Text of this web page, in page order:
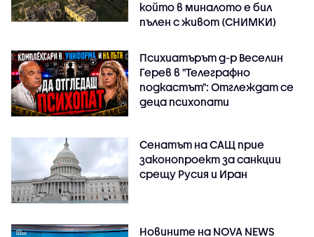
който в миналото е бил
пълен с живот (СНИМКИ)
Психиатърът д-р Веселин
Герев в "Телеграфно
подкастът": Отглеждат се
деца психопати
Сенатът на САЩ прие
законопроект за санкции
срещу Русия и Иран
Новините на NOVA NEWS